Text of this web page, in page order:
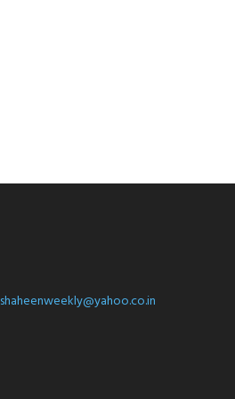
shaheenweekly@yahoo.co.in